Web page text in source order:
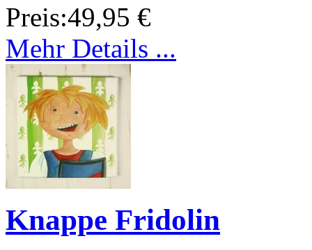
Preis:49,95 €
Mehr Details ...
Knappe Fridolin